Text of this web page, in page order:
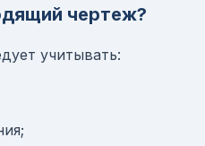
чертеж?
учитывать: